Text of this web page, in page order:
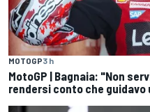
MOTOGP3 h
MotoGP | Bagnaia: "Non
rendersi conto che guidavo